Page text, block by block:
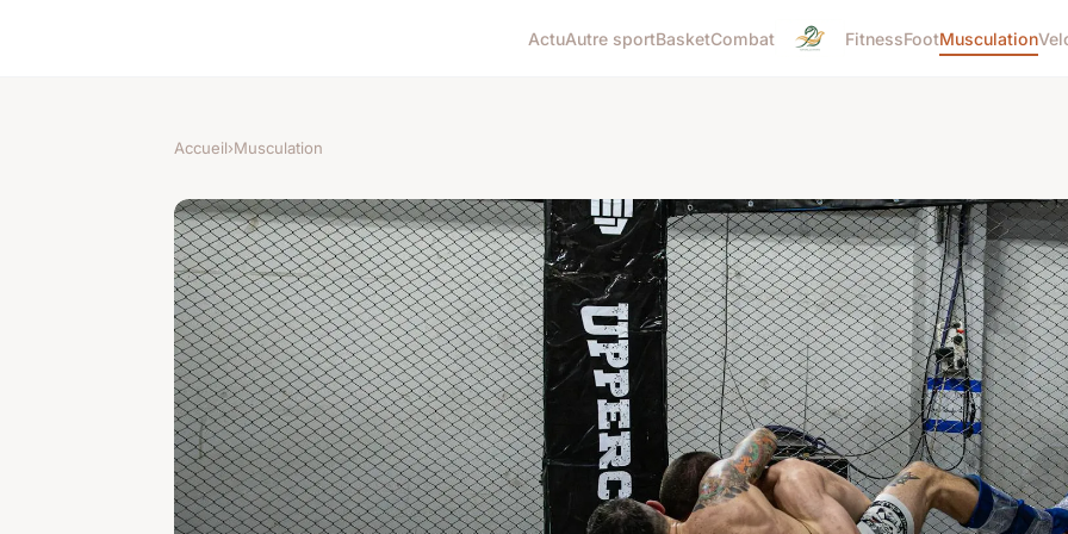
ActuAutre sportBasketCombat FitnessFootMusculation
Accueil›Musculation